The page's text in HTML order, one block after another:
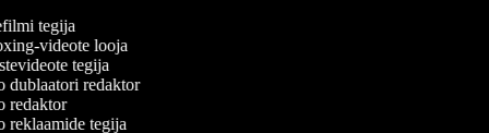
tegija
videote looja
tegija
redaktor
tegija